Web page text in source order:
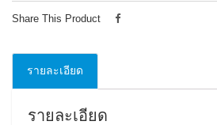
Share This Product
รายละเอียด
รายละเอียด